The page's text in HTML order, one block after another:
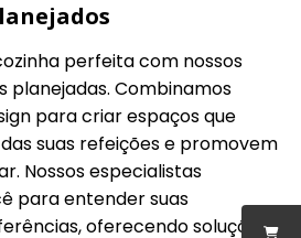
perfeita com nossos
planejadas. Combinamos
para criar espaços que
suas refeições e promovem
Nossos especialistas
para entender suas
oferecendo soluções